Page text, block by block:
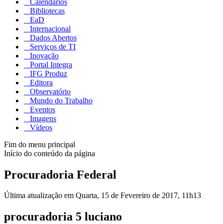
Bibliotecas
EaD
Internacional
Dados Abertos
Serviços de TI
Inovação
Portal Integra
IFG Produz
Editora
Observatório
Mundo do Trabalho
Eventos
Imagens
Vídeos
Fim do menu principal
Início do conteúdo da página
Procuradoria Federal
Última atualização em Quarta, 15 de Fevereiro de 2017, 11h13
procuradoria 5 luciano